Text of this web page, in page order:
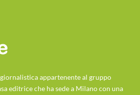
appartenente al gruppo
editrice che ha sede a Milano con una